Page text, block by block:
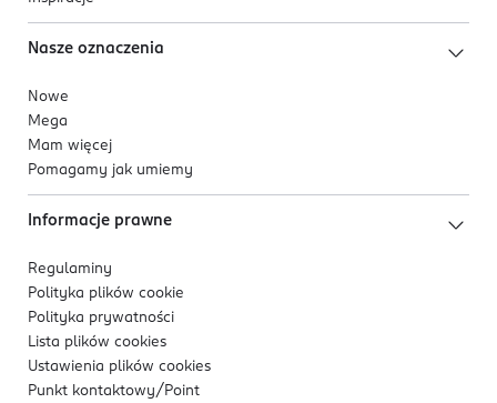
Nasze oznaczenia
Nowe
Mega
Mam więcej
Pomagamy jak umiemy
Informacje prawne
Regulaminy
Polityka plików cookie
Polityka prywatności
Lista plików cookies
Ustawienia plików cookies
Punkt kontaktowy/ Point